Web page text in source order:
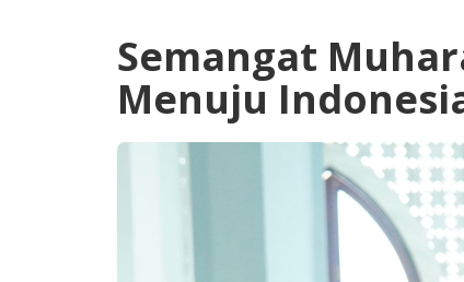
Semangat
Menuju